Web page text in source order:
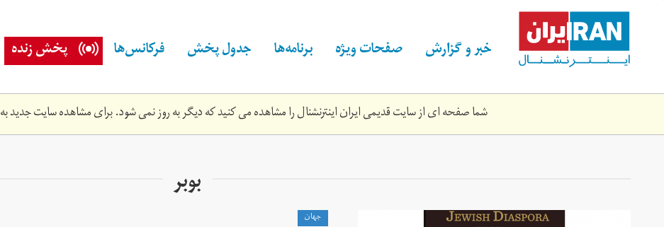
content خبر و گزارش صفحات ویژه برنامه‌ها جدول پخش فرکانس‌ها پخش زنده
شما صفحه ای از سایت قدیمی ایران اینترنشنال را مشاهده می کنید که دیگر به روز نمی شود. برای مشاهده سایت جدید به
بوبر
جهان